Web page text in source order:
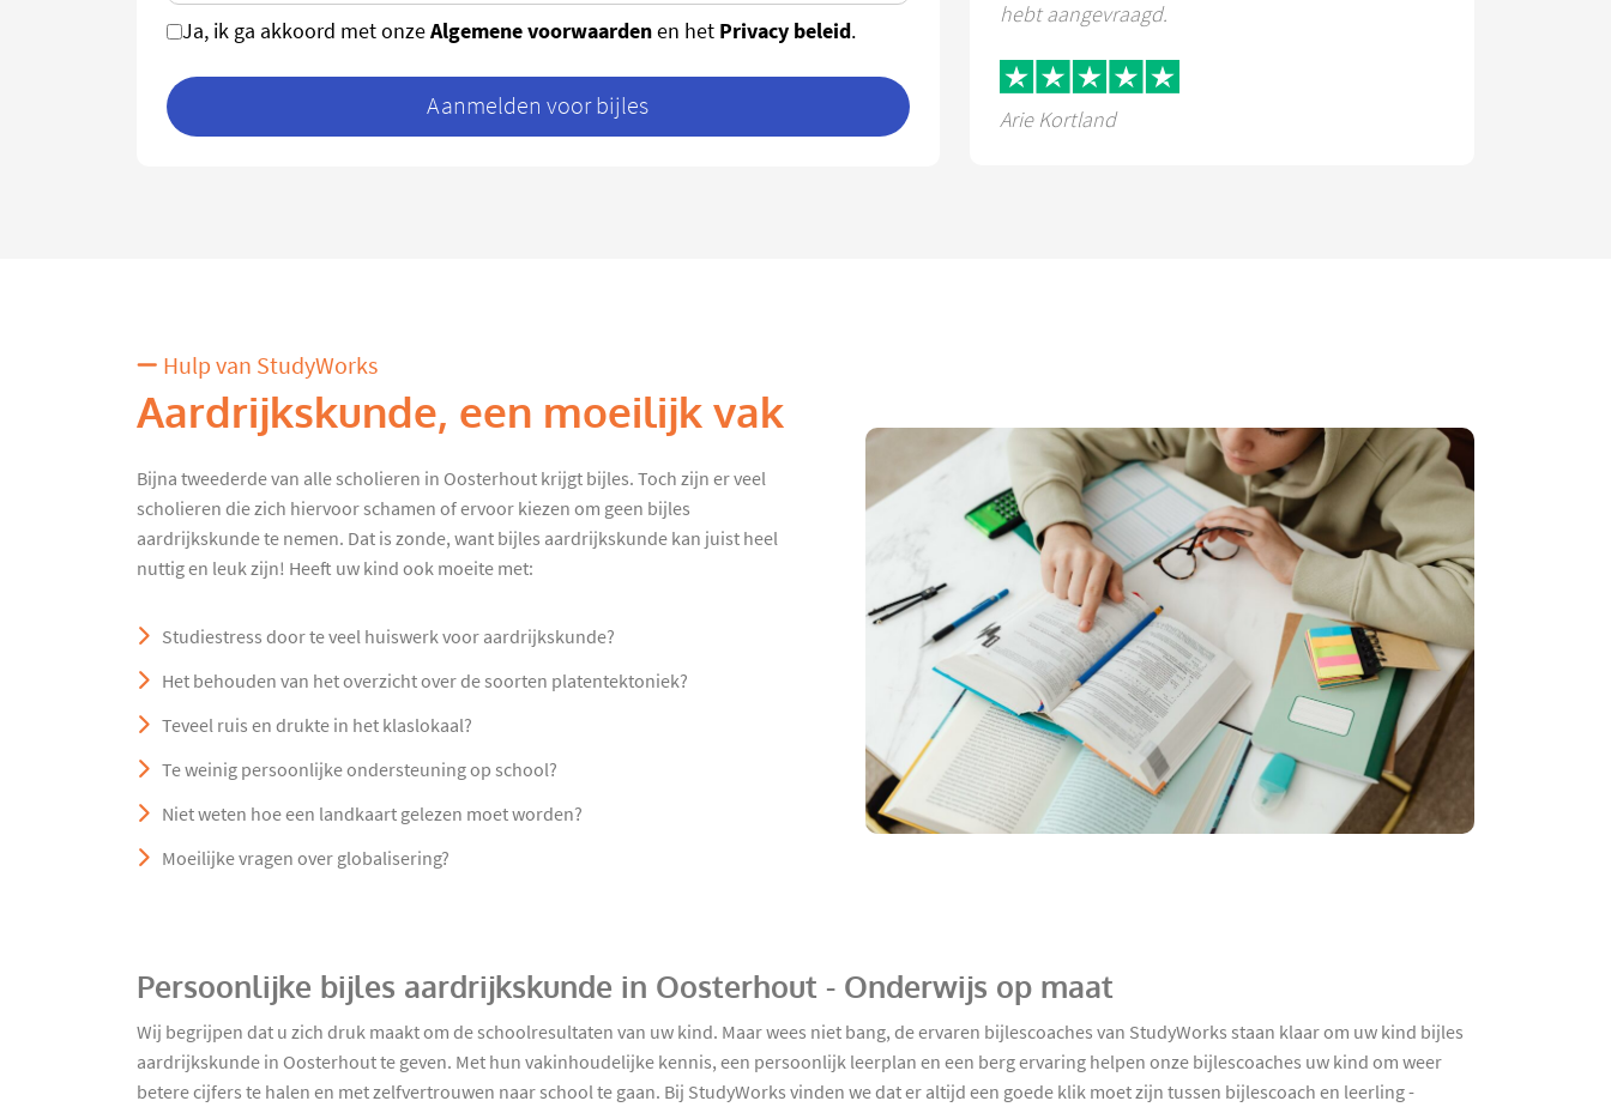
Ja, ik ga akkoord met onzeAlgemene voorwaardenen het Privacy beleid.
Aanmelden voor bijles
hebt aangevraagd.
Arie Kortland
Hulp van StudyWorks
Aardrijkskunde, een moeilijk vak
Bijna tweederde van alle scholieren in Oosterhout krijgt bijles. Toch zijn er veel
scholieren die zich hiervoor schamen of ervoor kiezen om geen bijles
aardrijkskunde te nemen. Dat is zonde, want bijles aardrijkskunde kan juist heel
nuttig en leuk zijn! Heeft uw kind ook moeite met:
Studiestress door te veel huiswerk voor aardrijkskunde?
Het behouden van het overzicht over de soorten platentektoniek?
Teveel ruis en drukte in het klaslokaal?
Te weinig persoonlijke ondersteuning op school?
Niet weten hoe een landkaart gelezen moet worden?
Moeilijke vragen over globalisering?
Persoonlijke bijles aardrijkskunde in Oosterhout - Onderwijs op maat
Wij begrijpen dat u zich druk maakt om de schoolresultaten van uw kind. Maar wees niet bang, de ervaren bijlescoaches van StudyWorks staan klaar om uw kind bijles
aardrijkskunde in Oosterhout te geven. Met hun vakinhoudelijke kennis, een persoonlijk leerplan en een berg ervaring helpen onze bijlescoaches uw kind om weer
betere cijfers te halen en met zelfvertrouwen naar school te gaan. Bij StudyWorks vinden we dat er altijd een goede klik moet zijn tussen bijlescoach en leerling -